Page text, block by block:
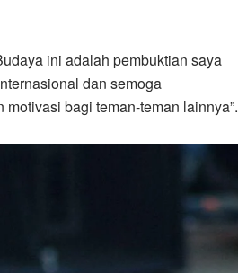
ini adalah pembuktian saya
dan semoga
bagi teman-teman lainnya”.